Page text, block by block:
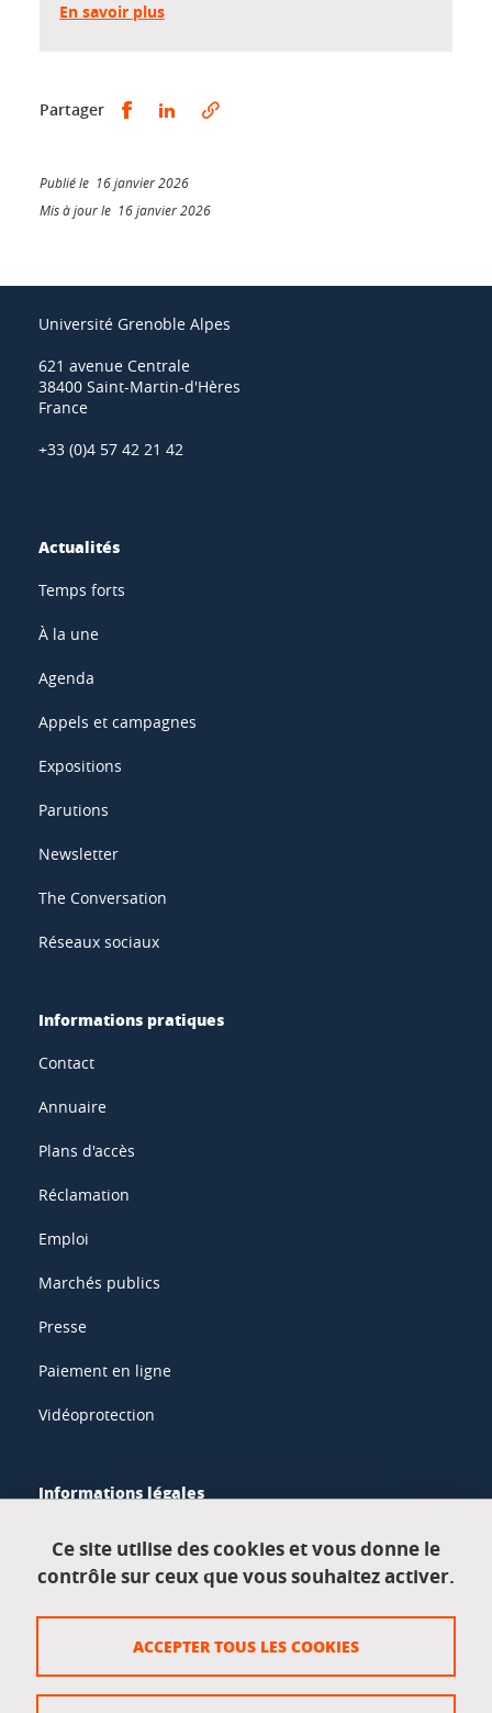
En savoir plus
Partager Partager sur Facebook
Partager sur LinkedIn
Publié le 16 janvier 2026
Mis à jour le 16 janvier 2026
Université Grenoble Alpes
621 avenue Centrale
38400 Saint-Martin-d'Hères
France
+33 (0)4 57 42 21 42
Actualités
Temps forts
À la une
Agenda
Appels et campagnes
Expositions
Parutions
Newsletter
The Conversation
Réseaux sociaux
Informations pratiques
Contact
Annuaire
Plans d'accès
Réclamation
Emploi
Marchés publics
Presse
Paiement en ligne
Vidéoprotection
Informations légales
Données personnelles
Crédits
Ce site utilise des cookies et vous donne le
contrôle sur ceux que vous souhaitez activer.
ACCEPTER TOUS LES COOKIES